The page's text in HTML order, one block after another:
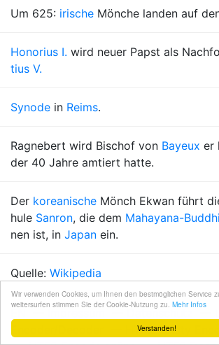
Verstanden!
Wir verwenden Cookies, um Ihnen den bestmöglichen Service
weitersurfen stimmen Sie der Cookie-Nutzung zu. Mehr Infos
Um 625: irische Mönche landen auf
Honorius I. wird neuer Papst als
tius V.
Synode in Reims.
Ragnebert wird Bischof von Bayeux er
der 40 Jahre amtiert hatte.
Der koreanische Mönch Ekwan führt
hule Sanron, die dem Mahayana-
nen ist, in Japan ein.
Quelle: Wikipedia
Datenschutz
HTML Entity